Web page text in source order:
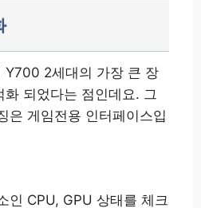
Y700 2세대의 가장 큰 장
되었다는 점인데요. 그
은 게임전용 인터페이스입
인 CPU, GPU 상태를 체크